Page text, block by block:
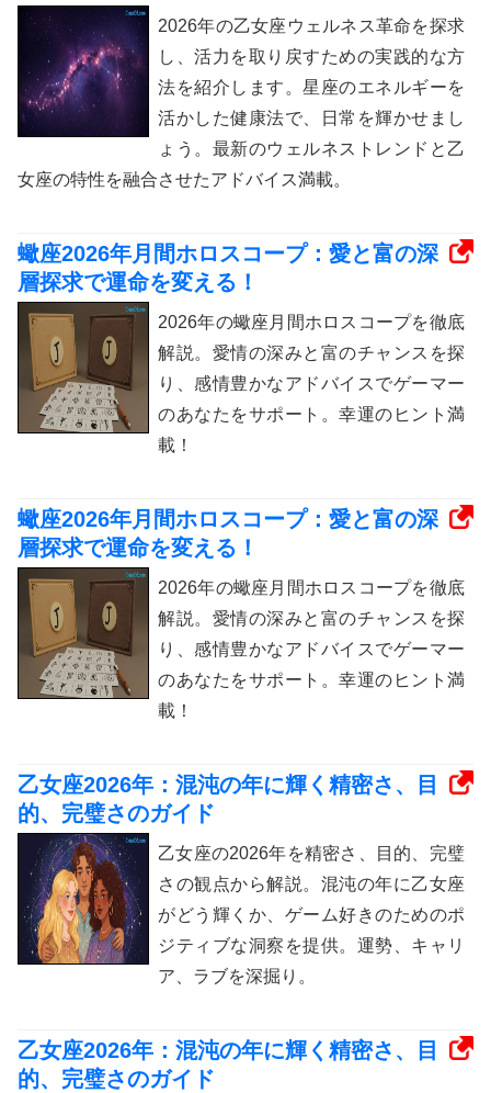
2026年の乙女座ウェルネス革命を探求
し、活力を取り戻すための実践的な方
法を紹介します。星座のエネルギーを
活かした健康法で、日常を輝かせまし
ょう。最新のウェルネストレンドと乙
女座の特性を融合させたアドバイス満載。
蠍座2026年月間ホロスコープ：愛と富の深
層探求で運命を変える！
2026年の蠍座月間ホロスコープを徹底
解説。愛情の深みと富のチャンスを探
り、感情豊かなアドバイスでゲーマー
のあなたをサポート。幸運のヒント満
載！
蠍座2026年月間ホロスコープ：愛と富の深
層探求で運命を変える！
2026年の蠍座月間ホロスコープを徹底
解説。愛情の深みと富のチャンスを探
り、感情豊かなアドバイスでゲーマー
のあなたをサポート。幸運のヒント満
載！
乙女座2026年：混沌の年に輝く精密さ、目
的、完璧さのガイド
乙女座の2026年を精密さ、目的、完璧
さの観点から解説。混沌の年に乙女座
がどう輝くか、ゲーム好きのためのポ
ジティブな洞察を提供。運勢、キャリ
ア、ラブを深掘り。
乙女座2026年：混沌の年に輝く精密さ、目
的、完璧さのガイド